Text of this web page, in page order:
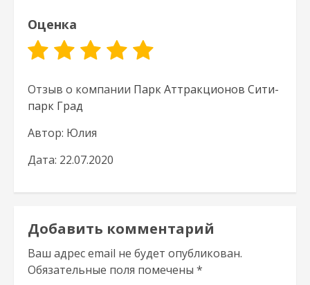
Оценка
Отзыв о компании Парк Аттракционов Сити-
парк Град
Автор: Юлия
Дата: 22.07.2020
Добавить комментарий
Ваш адрес email не будет опубликован.
Обязательные поля помечены *